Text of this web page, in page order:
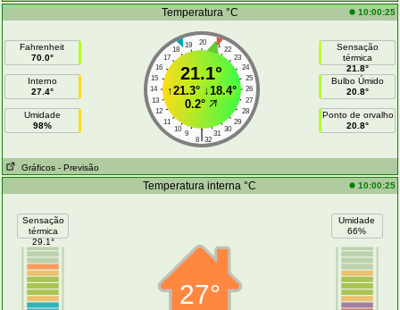
Temperatura °C 10:00:25
Fahrenheit
70.0°
Interno
27.4°
Umidade
98%
20
19 21
18
22
17
23
16
24
15
25
14
26
13
27
12
28
11
29
10
30
9 31
|
8 32
21.1°
↑21.3°↓18.4°
0.2°
Sensação
térmica
21.8°
Bulbo Úmido
20.8°
Ponto de orvalho
20.8°
Gráficos - Previsão
Temperatura interna °C 10:00:25
Sensação
térmica
29.1°
27°
Umidade
66%